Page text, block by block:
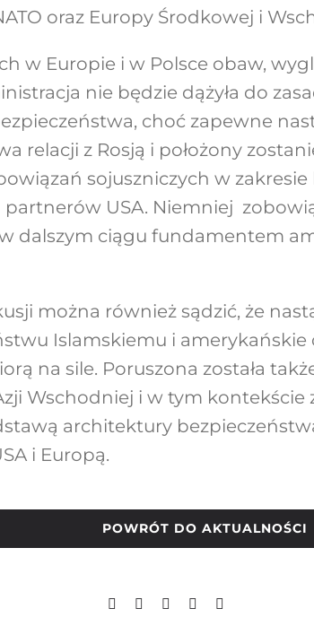
oraz Europy Środkowej i
w Europie i w Polsce obaw,
nie będzie dążyła do
choć zapewne
relacji z Rosją i położony
sojuszniczych w
USA. Niemniej
dalszym ciągu fundamentem
można również sądzić, że
Islamskiemu i amerykańskie
na sile. Poruszona została
Wschodniej i w tym kontekście
architektury
i Europą.
POWRÓT DO AKTUALNOŚCI